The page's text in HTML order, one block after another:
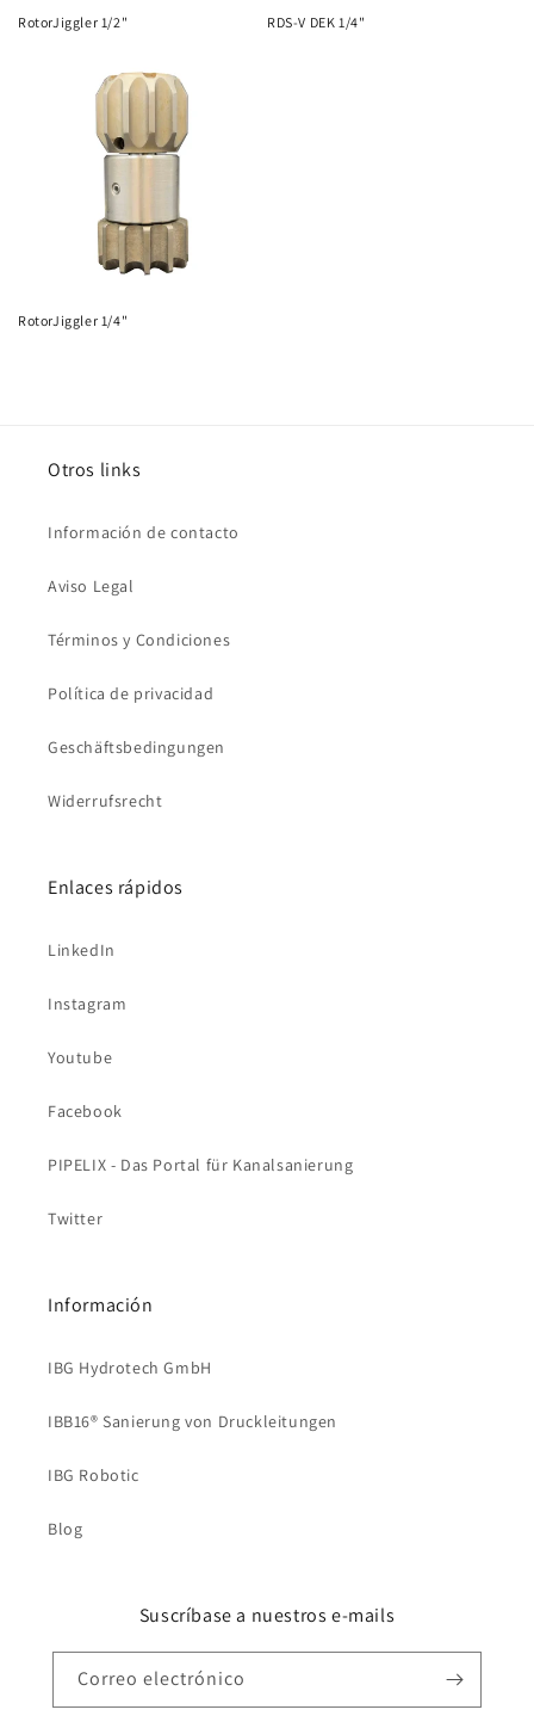
RotorJiggler 1/2" RDS-V DEK 1/4"
RotorJiggler 1/4"
Otros links
Información de contacto
Aviso Legal
Términos y Condiciones
Política de privacidad
Geschäftsbedingungen
Widerrufsrecht
Enlaces rápidos
LinkedIn
Instagram
Youtube
Facebook
PIPELIX - Das Portal für Kanalsanierung
Twitter
Información
IBG Hydrotech GmbH
IBB16® Sanierung von Druckleitungen
IBG Robotic
Blog
Suscríbase a nuestros e-mails
Correo electrónico